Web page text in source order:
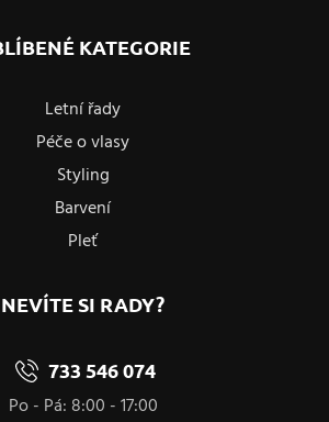
KATEGORIE
Letní řady
Péče o vlasy
Styling
Barvení
Pleť
NEVÍTE SI RADY?
733 546 074
Po - Pá: 8:00 - 17:00